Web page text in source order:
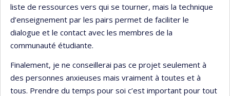
liste de ressources vers qui se tourner, mais la technique
d’enseignement par les pairs permet de faciliter le
dialogue et le contact avec les membres de la
communauté étudiante.
Finalement, je ne conseillerai pas ce projet seulement à
des personnes anxieuses mais vraiment à toutes et à
tous. Prendre du temps pour soi c’est important pour tout